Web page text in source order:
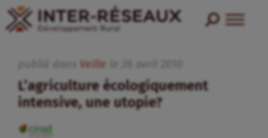
Veille
L’agriculture écologiquement
intensive, une utopie?